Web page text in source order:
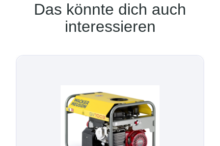
Das könnte dich auch
interessieren